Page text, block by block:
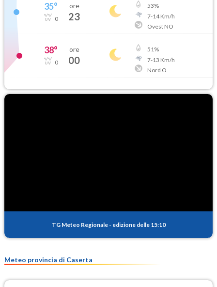
35°
0
ore
23
53%
7-14Km/h
Ovest NO
38°
0
ore
00
51%
7-13 Km/h
Nord O
TG Meteo Regionale - edizione delle 15:10
Meteo provincia di Caserta